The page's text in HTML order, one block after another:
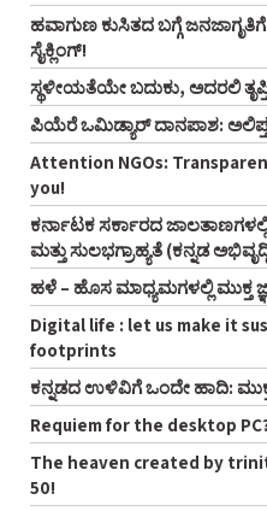
ಹವಾಗುಣ ಕುಸಿತದ ಬಗ್ಗೆ
ಸೈಕ್ಲಿಂಗ್‌!
ಸ್ಥಳೀಯತೆಯೇ ಬದುಕು, ಅದರಲಿ
ಪಿಯೆರೆ ಒಮಿಡ್ಯಾರ್ ದಾನಪಾಶ:
Attention NGOs:
you!
ಕರ್ನಾಟಕ ಸರ್ಕಾರದ
ಮತ್ತು ಸುಲಭಗ್ರಾಹ್ಯತೆ (ಕನ್ನಡ
ಹಳೆ – ಹೊಸ ಮಾಧ್ಯಮಗಳಲ್ಲಿ ಮುಕ್ತ
Digital life : let us make it
footprints
ಕನ್ನಡದ ಉಳಿವಿಗೆ ಒಂದೇ ಹಾದಿ: ಮುಕ್ತ
Requiem for the desktop
The heaven created by
50!